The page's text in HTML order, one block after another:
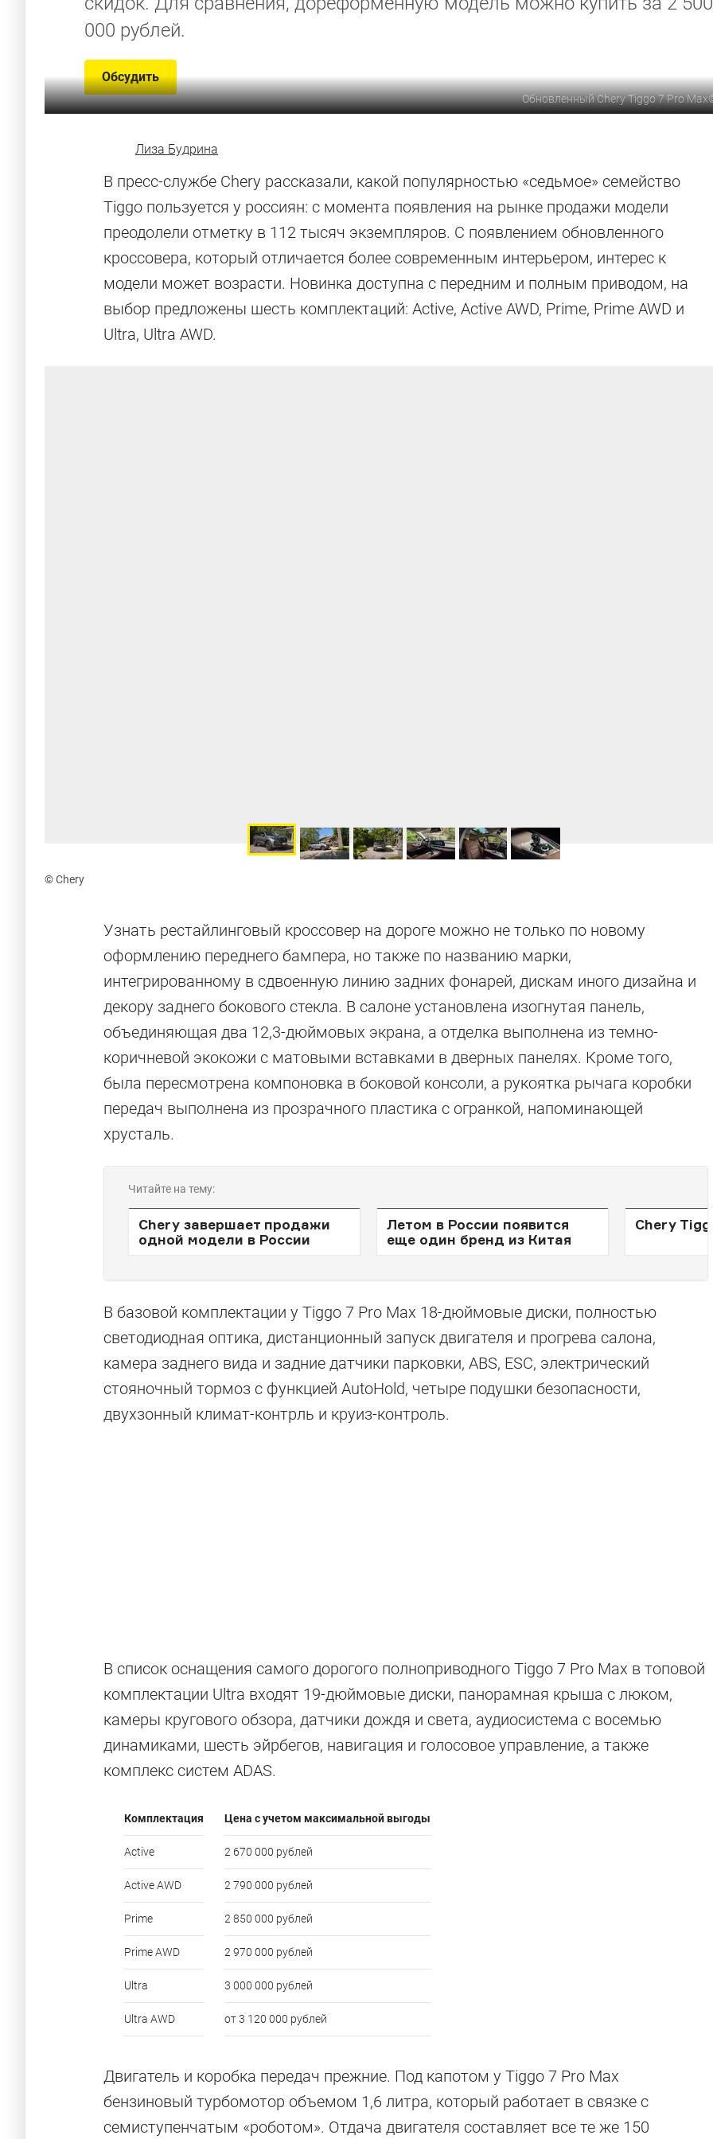
000 рублей.
Обсудить
Обновленный Chery Tiggo 7 Pro Max
Лиза Будрина
В пресс-службе Chery рассказали, какой популярностью «седьмое» семейство
Tiggo пользуется у россиян: с момента появления на рынке продажи модели
преодолели отметку в 112 тысяч экземпляров. С появлением обновленного
кроссовера, который отличается более современным интерьером, интерес к
модели может возрасти. Новинка доступна с передним и полным приводом, на
выбор предложены шесть комплектаций: Active, Active AWD, Prime, Prime AWD и
Ultra, Ultra AWD.
© Chery
Узнать рестайлинговый кроссовер на дороге можно не только по новому
оформлению переднего бампера, но также по названию марки,
интегрированному в сдвоенную линию задних фонарей, дискам иного дизайна и
декору заднего бокового стекла. В салоне установлена изогнутая панель,
объединяющая два 12,3-дюймовых экрана, а отделка выполнена из темно-
коричневой экокожи с матовыми вставками в дверных панелях. Кроме того,
была пересмотрена компоновка в боковой консоли, а рукоятка рычага коробки
передач выполнена из прозрачного пластика с огранкой, напоминающей
хрусталь.
Читайте на тему:
Chery завершает продажи
одной модели в России
Летом в России появится
еще один бренд из Китая
Chery
В базовой комплектации у Tiggo 7 Pro Max 18-дюймовые диски, полностью
светодиодная оптика, дистанционный запуск двигателя и прогрева салона,
камера заднего вида и задние датчики парковки, ABS, ESC, электрический
стояночный тормоз с функцией AutoHold, четыре подушки безопасности,
двухзонный климат-контрль и круиз-контроль.
В список оснащения самого дорогого полноприводного Tiggo 7 Pro Max в топовой
комплектации Ultra входят 19-дюймовые диски, панорамная крыша с люком,
камеры кругового обзора, датчики дождя и света, аудиосистема с восемью
динамиками, шесть эйрбегов, навигация и голосовое управление, а также
комплекс систем ADAS.
Комплектация Цена с учетом максимальной выгоды
Active 2 670 000 рублей
Active AWD 2 790 000 рублей
Prime 2 850 000 рублей
Prime AWD 2 970 000 рублей
Ultra 3 000 000 рублей
Ultra AWD от 3 120 000 рублей
Двигатель и коробка передач прежние. Под капотом у Tiggo 7 Pro Max
бензиновый турбомотор объемом 1,6 литра, который работает в связке с
семиступенчатым «роботом». Отдача двигателя составляет все те же 150